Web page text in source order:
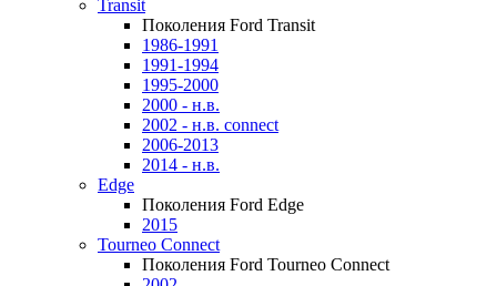
Transit
Поколения Ford Transit
1986-1991
1991-1994
1995-2000
2000 - н.в.
2002 - н.в. connect
2006-2013
2014 - н.в.
Edge
Поколения Ford Edge
2015
Tourneo Connect
Поколения Ford Tourneo Connect